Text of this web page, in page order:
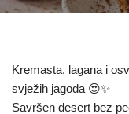
Kremasta, lagana i
svježih jagoda 😍✨
Savršen desert bez